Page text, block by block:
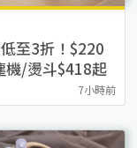
至3折！$220
機/燙斗$418起
7小時前